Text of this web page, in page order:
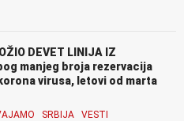
DEVET LINIJA IZ
manjeg broja rezervacija
virusa, letovi od marta
SRBIJA VESTI